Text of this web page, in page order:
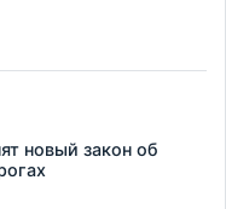
новый закон об